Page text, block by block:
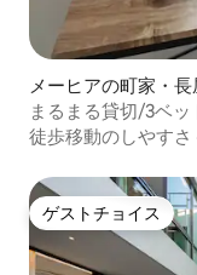
メーヒアの町家・長
まるまる貸切/3ベ
に最適
徒歩移動のしやすさ
ゲストチョイス
ゲストチョイス